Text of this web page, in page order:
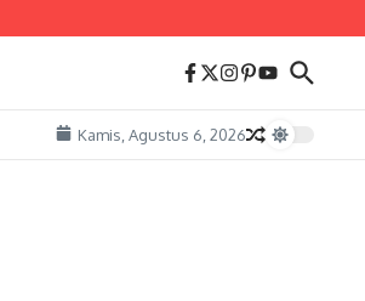
Kamis, Agustus 6, 2026